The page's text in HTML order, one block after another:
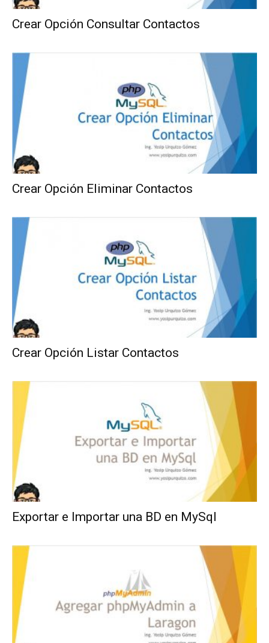
Crear Opción Consultar Contactos
Crear Opción Eliminar Contactos
Crear Opción Listar Contactos
Exportar e Importar una BD en MySql